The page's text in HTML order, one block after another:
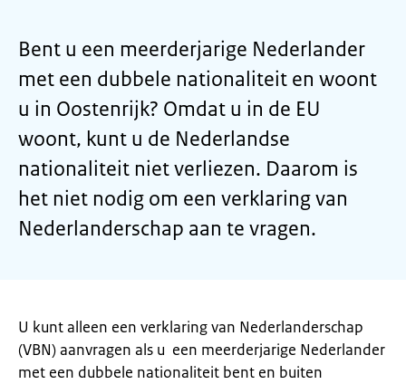
Bent u een meerderjarige Nederlander
met een dubbele nationaliteit en woont
u in Oostenrijk? Omdat u in de EU
woont, kunt u de Nederlandse
nationaliteit niet verliezen. Daarom is
het niet nodig om een verklaring van
Nederlanderschap aan te vragen.
U kunt alleen een verklaring van Nederlanderschap
(VBN) aanvragen als u een meerderjarige Nederlander
met een dubbele nationaliteit bent en buiten